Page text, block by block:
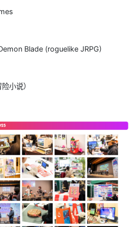
Blade (roguelike JRPG)
小说）